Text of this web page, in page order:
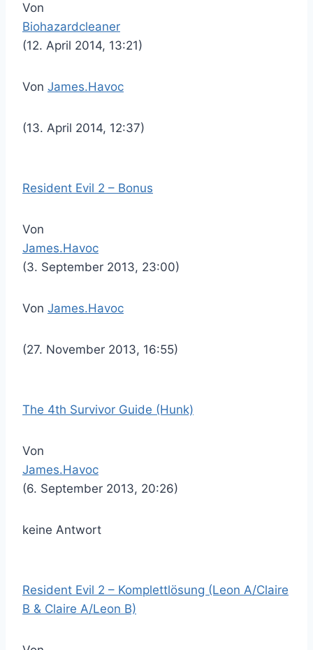
Von
Biohazardcleaner
(12. April 2014, 13:21)
Von James.Havoc
(13. April 2014, 12:37)
Resident Evil 2 – Bonus
Von
James.Havoc
(3. September 2013, 23:00)
Von James.Havoc
(27. November 2013, 16:55)
The 4th Survivor Guide (Hunk)
Von
James.Havoc
(6. September 2013, 20:26)
keine Antwort
Resident Evil 2 – Komplettlösung (Leon A/Claire
B & Claire A/Leon B)